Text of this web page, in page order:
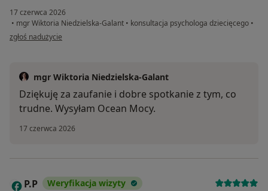
17 czerwca 2026
• mgr Wiktoria Niedzielska-Galant • konsultacja psychologa dziecięcego •
w opinii użytkownika Aneta
zgłoś nadużycie
mgr Wiktoria Niedzielska-Galant
Dziękuję za zaufanie i dobre spotkanie z tym, co
trudne. Wysyłam Ocean Mocy.
17 czerwca 2026
P P.P Weryfikacja wizyty